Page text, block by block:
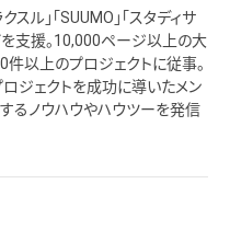
ル」「SUUMO」「スタディサ
支援。10,000ページ以上の大
件以上のプロジェクトに従事。
ジェクトを成功に導いたメン
るノウハウやハウツーを発信